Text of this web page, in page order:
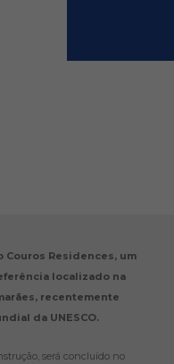
Couros Residences, um
localizado na
recentemente
da UNESCO.
será concluído no